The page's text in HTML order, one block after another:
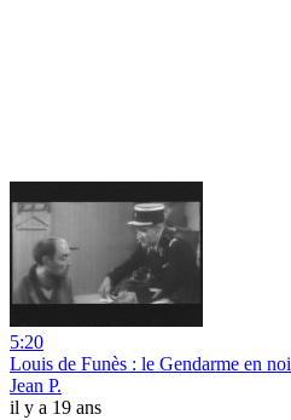
5:20
Louis de Funès : le Gendarme en
Jean P.
il y a 19 ans